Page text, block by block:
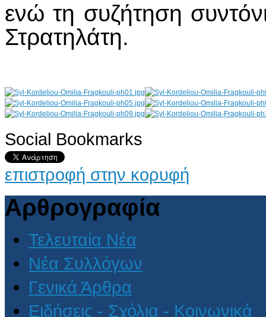
ενώ τη συζήτηση
Στρατηλάτη.
AdmirorGallery 4.5.0, author/s Vasiljevski& Kekeljevic
Social Bookmarks
επιστροφή στην κορυφή
Αρθρογραφία
Τελευταία Νέα
Νέα Συλλόγων
Γενικά Άρθρα
Ειδήσεις - Σχόλια - Κοινωνικά